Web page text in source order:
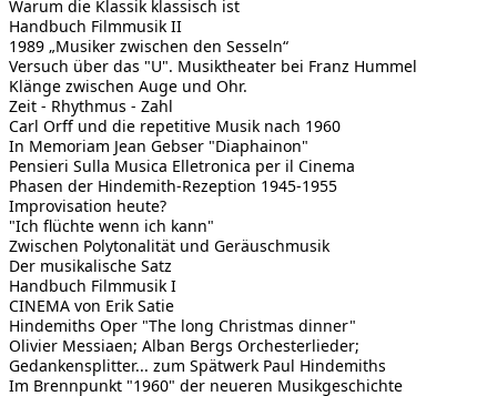
Warum die Klassik klassisch ist
Handbuch Filmmusik II
1989 „Musiker zwischen den Sesseln“
Versuch über das "U". Musiktheater bei Franz Hummel
Klänge zwischen Auge und Ohr.
Zeit - Rhythmus - Zahl
Carl Orff und die repetitive Musik nach 1960
In Memoriam Jean Gebser "Diaphainon"
Pensieri Sulla Musica Elletronica per il Cinema
Phasen der Hindemith-Rezeption 1945-1955
Improvisation heute?
"Ich flüchte wenn ich kann"
Zwischen Polytonalität und Geräuschmusik
Der musikalische Satz
Handbuch Filmmusik I
CINEMA von Erik Satie
Hindemiths Oper "The long Christmas dinner"
Olivier Messiaen; Alban Bergs Orchesterlieder;
Gedankensplitter... zum Spätwerk Paul Hindemiths
Im Brennpunkt "1960" der neueren Musikgeschichte